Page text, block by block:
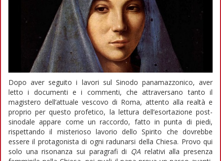
Dopo aver seguito i lavori sul Sinodo panamazzonico, aver
letto i documenti e i commenti, che attraversano tanto il
magistero dell’attuale vescovo di Roma, attento alla realtà e
proprio per questo profetico, la lettura dell’esortazione post-
sinodale appare come un raccordo, fatto in punta di piedi,
rispettando il misterioso lavorio dello Spirito che dovrebbe
essere il protagonista di ogni radunarsi della Chiesa. Provo qui
solo una risonanza sui paragrafi di QA relativi alla presenza